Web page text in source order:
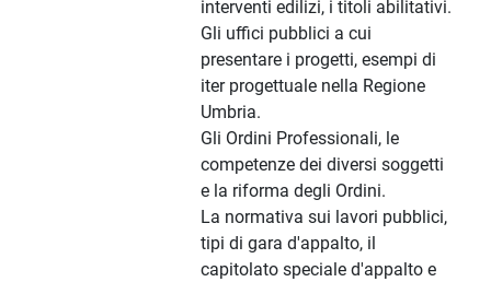
interventi edilizi, i titoli abilitativi.
Gli uffici pubblici a cui
presentare i progetti, esempi di
iter progettuale nella Regione
Umbria.
Gli Ordini Professionali, le
competenze dei diversi soggetti
e la riforma degli Ordini.
La normativa sui lavori pubblici,
tipi di gara d'appalto, il
capitolato speciale d'appalto e